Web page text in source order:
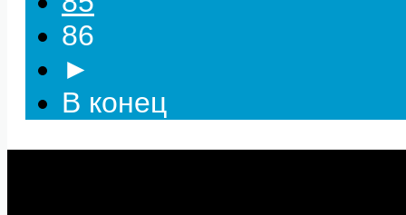
86
►
В конец